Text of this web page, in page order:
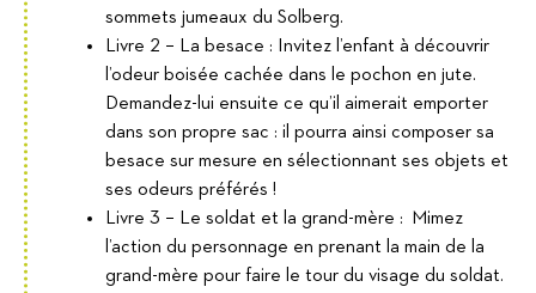
sommets jumeaux du Solberg.
Livre 2 – La besace : Invitez l’enfant à découvrir
l’odeur boisée cachée dans le pochon en jute.
Demandez-lui ensuite ce qu’il aimerait emporter
dans son propre sac : il pourra ainsi composer sa
besace sur mesure en sélectionnant ses objets et
ses odeurs préférés !
Livre 3 – Le soldat et la grand-mère : Mimez
l’action du personnage en prenant la main de la
grand-mère pour faire le tour du visage du soldat.